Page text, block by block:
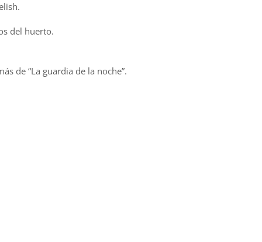
del huerto.
de “La guardia de la noche”.